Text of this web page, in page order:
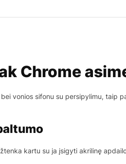
Chrome
vonios sifonu su persipylimu, taip
kartu su ja įsigyti akrilinę